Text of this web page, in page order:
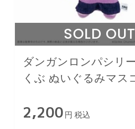
SOLD OUT
ダンガンロンパシリ
くぶ ぬいぐるみマス
2,200 円 税込